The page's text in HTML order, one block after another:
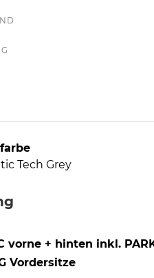
Tech Grey
vorne + hinten inkl.
Vordersitze